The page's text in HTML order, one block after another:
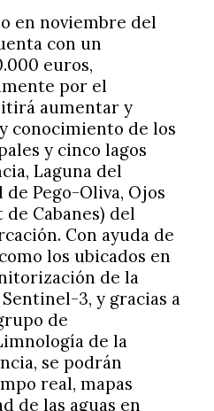
en noviembre del
con un
euros,
por el
aumentar y
conocimiento de los
y cinco lagos
Laguna del
Pego-Oliva, Ojos
Cabanes) del
Con ayuda de
los ubicados en
de la
3, y gracias a
de
de la
se podrán
real, mapas
de las aguas en